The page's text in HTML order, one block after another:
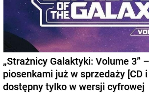
„Strażnicy Galaktyki: Volume 3”
piosenkami już w sprzedaży [CD
dostępny tylko w wersji cyfrowej